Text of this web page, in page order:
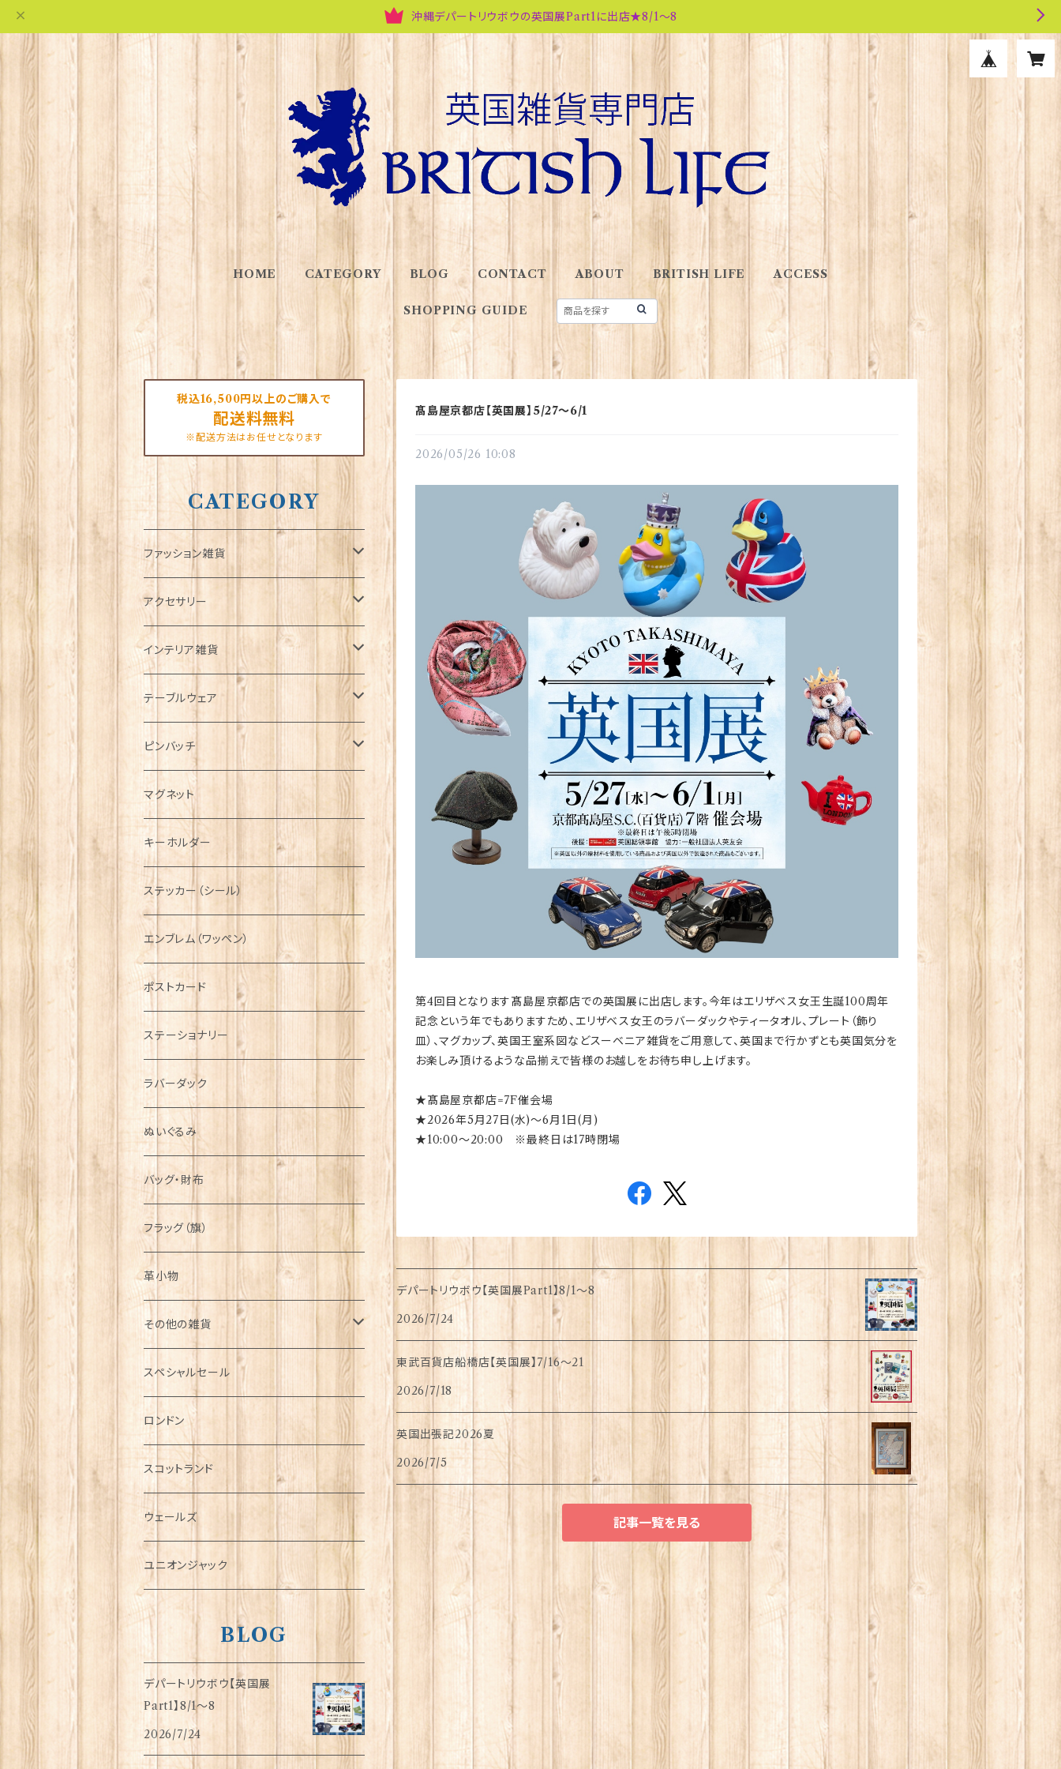
沖縄デパートリウボウの英国展Part1に出店★8/1～8
HOME CATEGORY BLOG CONTACT ABOUT BRITISH LIFE ACCESS
SHOPPING GUIDE
髙島屋京都店【英国展】5/27〜6/1
2026/05/26 10:08
第4回目となります髙島屋京都店での英国展に出店します。今年はエリザベス女王生誕100周年
記念という年でもありますため、エリザベス女王のラバーダックやティータオル、プレート（飾り
皿）、マグカップ、英国王室系図などスーベニア雑貨をご用意して、英国まで行かずとも英国気分を
お楽しみ頂けるような品揃えで皆様のお越しをお待ち申し上げます。
★髙島屋京都店=7F催会場
★2026年5月27日(水)～6月1日(月)
★10:00～20:00 ※最終日は17時閉場
デパートリウボウ【英国展Part1】8/1〜8
2026/7/24
東武百貨店船橋店【英国展】7/16～21
2026/7/18
英国出張記2026夏
2026/7/5
記事一覧を見る
税込16,500円以上のご購入で
配送料無料
※配送方法はお任せとなります
CATEGORY
ファッション雑貨
タータンネクタイ
帽子
キャップ
ハンチング帽
キャスケット
ディアストーカー
ニット帽
Tシャツ
マフラー
タータン【Bronte by Moon】
タータン【Glencroft】
ボタンラップマフラー【Aran Traditions】
サッシュ
スカーフ
ファッションマスク
アクセサリー
ORTAK
ブローチ
ペンダント
チャーム
その他のアクセサリー
インテリア雑貨
インテリア置物
ラブスプーン
ラブスプーン【SION LLEWELLYN】
ラブスプーン【PAUL CURTIS】
ファブリック
テーブルウェア
ティータオル
ペーパーナプキン
ティーコジー
その他テーブルウェア
ピンバッチ
ジェネラルデザイン
乗り物
動物＆植物
国旗＆紋章
音楽＆楽器
ミリタリー
NAVY
AIRFORCE
ARMY
ピューター
マグネット
キーホルダー
ステッカー（シール）
エンブレム（ワッペン）
ポストカード
ステーショナリー
ラバーダック
ぬいぐるみ
バッグ・財布
フラッグ（旗）
革小物
その他の雑貨
ミニカー
チャーム
犬グッズ
傘
指貫(シンブル)
スペシャルセール
ロンドン
スコットランド
ウェールズ
ユニオンジャック
BLOG
デパートリウボウ【英国展
Part1】8/1〜8
2026/7/24